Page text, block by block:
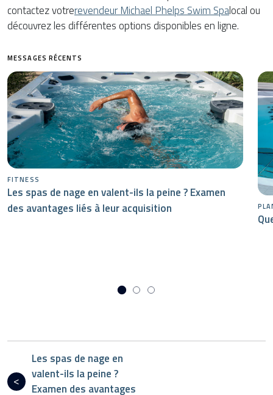
contactez votrerevendeur Michael Phelps Swim Spalocal ou
découvrez les différentes options disponibles en ligne.
MESSAGES RÉCENTS
FITNESS
Les spas de nage en valent-ils la peine ? Examen
des avantages liés à leur acquisition
Les spas de nage en
valent-ils la peine ?
Examen des avantages